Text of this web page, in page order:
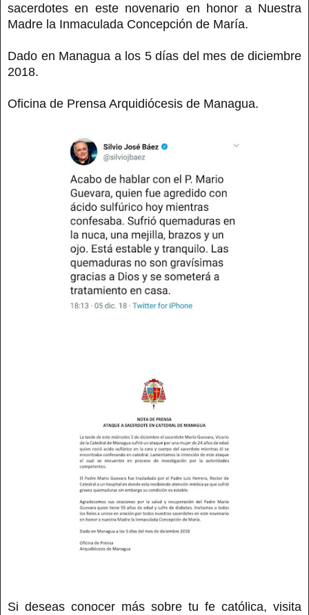
sacerdotes en este novenario en honor a Nuestra
Madre la Inmaculada Concepción de María.
Dado en Managua a los 5 días del mes de diciembre
2018.
Oficina de Prensa Arquidiócesis de Managua.
Si deseas conocer más sobre tu fe católica, visita